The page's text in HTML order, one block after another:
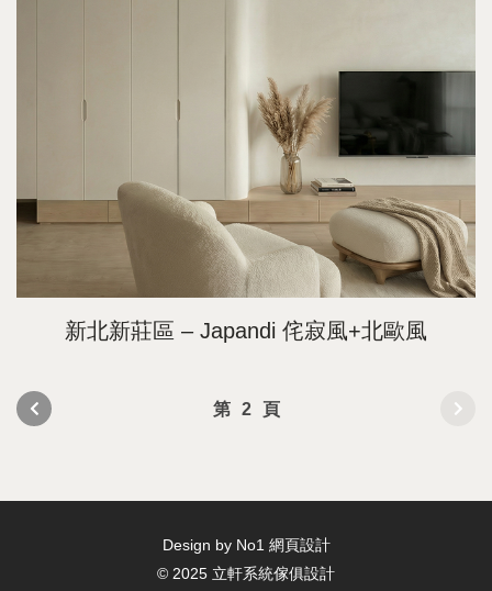
新北新莊區 – Japandi 侘寂風+北歐風
第 2 頁
Design by No1 網頁設計
© 2025 立軒系統傢俱設計